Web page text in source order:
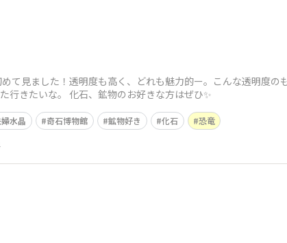
て見ました！透明度も高く、どれも魅力的ー。こんな透明度の
行きたいな。 化石、鉱物のお好きな方はぜひ✨
水晶 奇石博物館 鉱物好き 化石 恐竜